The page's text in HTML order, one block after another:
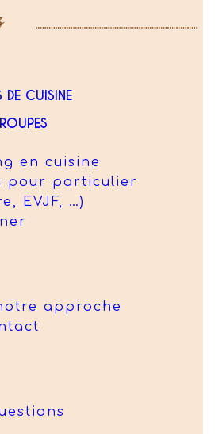
DE CUISINE
en cuisine
pour particulier
EVJF, …)
approche